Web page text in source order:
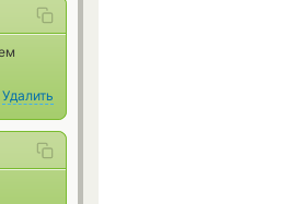
Удалить